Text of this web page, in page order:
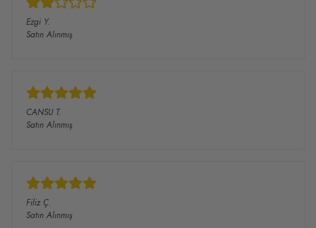
Ezgi Y.
Satın Alınmış
CANSU T.
Satın Alınmış
Filiz Ç.
Satın Alınmış